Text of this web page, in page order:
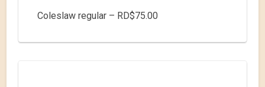
Coleslaw regular – RD$75.00